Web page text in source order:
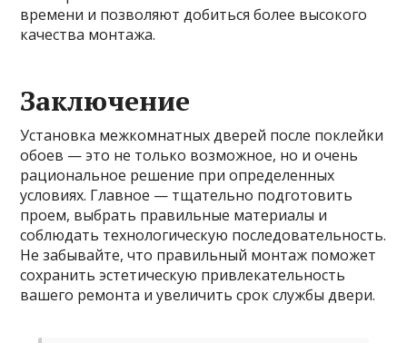
времени и позволяют добиться более высокого
качества монтажа.
Заключение
Установка межкомнатных дверей после поклейки
обоев — это не только возможное, но и очень
рациональное решение при определенных
условиях. Главное — тщательно подготовить
проем, выбрать правильные материалы и
соблюдать технологическую последовательность.
Не забывайте, что правильный монтаж поможет
сохранить эстетическую привлекательность
вашего ремонта и увеличить срок службы двери.